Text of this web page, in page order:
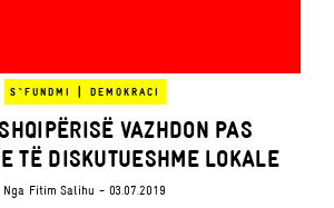
S`FUNDMI | DEMOKRACI
VAZHDON PAS
TË DISKUTUESHME LOKALE
Nga Fitim Salihu - 03.07.2019